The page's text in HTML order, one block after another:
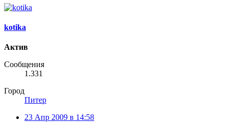
kotika
Актив
Сообщения
1.331
Город
Питер
23 Апр 2009 в 14:58